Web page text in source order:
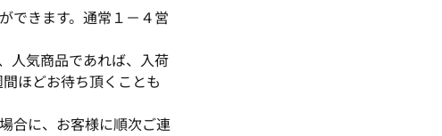
できます。通常１－４営
人気商品であれば、入荷
ほどお待ち頂くことも
合に、お客様に順次ご連